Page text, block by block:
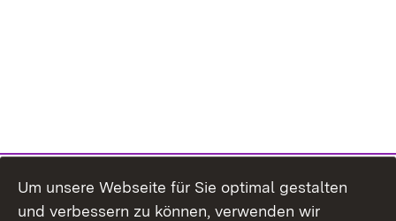
Um unsere Webseite für Sie optimal gestalten
und verbessern zu können, verwenden wir